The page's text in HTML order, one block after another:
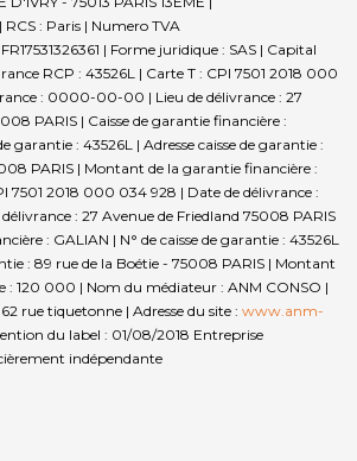
RCS : Paris | Numero TVA
| Forme juridique : SAS | Capital
RCP : 43526L | Carte T : CPI 7501 2018 000
: 0000-00-00 | Lieu de délivrance : 27
PARIS | Caisse de garantie financière :
garantie : 43526L | Adresse caisse de garantie :
PARIS | Montant de la garantie financière :
7501 2018 000 034 928 | Date de délivrance :
: 27 Avenue de Friedland 75008 PARIS
: GALIAN | N° de caisse de garantie : 43526L
: 89 rue de la Boétie - 75008 PARIS | Montant
: 120 000 | Nom du médiateur : ANM CONSO |
rue tiquetonne | Adresse du site : www.anm-
du label : 01/08/2018 Entreprise
indépendante